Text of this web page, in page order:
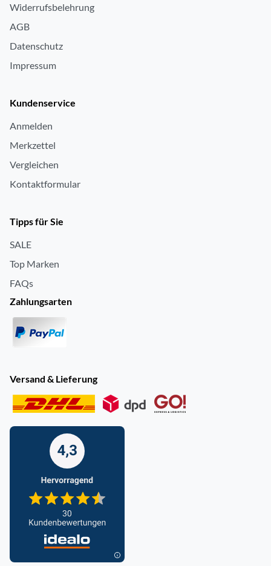
Widerrufsbelehrung
AGB
Datenschutz
Impressum
Kundenservice
Anmelden
Merkzettel
Vergleichen
Kontaktformular
Tipps für Sie
SALE
Top Marken
FAQs
Zahlungsarten
Versand & Lieferung